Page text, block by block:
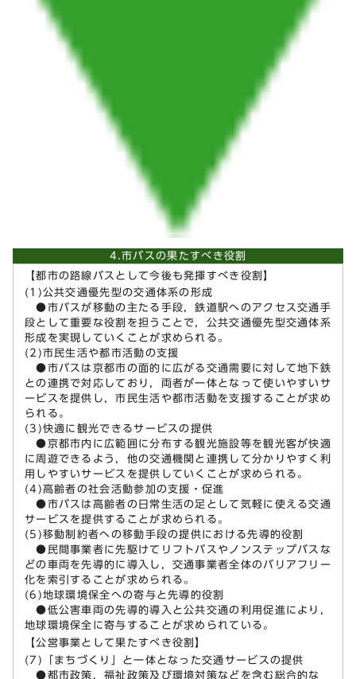
4.市バスの果たすべき役割
【都市の路線バスとして今後も発揮すべき役割】
(1)公共交通優先型の交通体系の形成
●市バスが移動の主たる手段，鉄道駅へのアクセス交通手
段として重要な役割を担うことで，公共交通優先型交通体系
形成を実現していくことが求められる。
(2)市民生活や都市活動の支援
●市バスは京都市の面的に広がる交通需要に対して地下鉄
との連携で対応しており，両者が一体となって使いやすいサ
ービスを提供し，市民生活や都市活動を支援することが求め
られる。
(3)快適に観光できるサービスの提供
●京都市内に広範囲に分布する観光施設等を観光客が快適
に周遊できるよう，他の交通機関と連携して分かりやすく利
用しやすいサービスを提供していくことが求められる。
(4)高齢者の社会活動参加の支援・促進
●市バスは高齢者の日常生活の足として気軽に使える交通
サービスを提供することが求められる。
(5)移動制約者への移動手段の提供における先導的役割
●民間事業者に先駆けてリフトバスやノンステップバスな
どの車両を先導的に導入し，交通事業者全体のバリアフリー
化を索引することが求められる。
(6)地球環境保全への寄与と先導的役割
●低公害車両の先導的導入と公共交通の利用促進により，
地球環境保全に寄与することが求められている。
【公営事業として果たすべき役割】
(7)「まちづくり」と一体となった交通サービスの提供
●都市政策，福祉政策及び環境対策などを含む総合的な